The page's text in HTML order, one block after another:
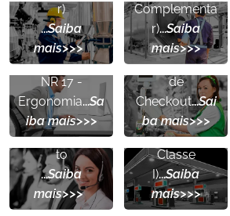
r)
...Saiba
mais>>>
Complementa
r)...Saiba
mais>>>
NR 17 -
Ergonomia...Sa
iba mais>>>
NR 17-
Ergonomia
Operadores
de
Checkout...Sai
ba mais>>>
NR 17-
Trabalho em
Teleatendimen
to
...Saiba
mais>>>
NR 20-
Inflamáveis e
Combustíveis
(Básico -
Classe
I)...Saiba
mais>>>
NR 20-
Inflamáveis e
NR 23-
Formação de
Brigada de